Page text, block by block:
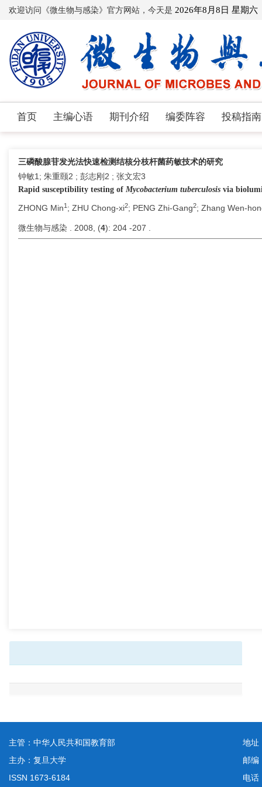
欢迎访问《微生物与感染》官方网站，今天是 2026年8月8日 星期六
首页 主编心语 期刊介绍 编委阵容 投稿指南
三磷酸腺苷发光法快速检测结核分枝杆菌药敏技术的研究
钟敏1; 朱重颐2 ; 彭志刚2 ; 张文宏3
Rapid susceptibility testing of Mycobacterium tuberculosis via
ZHONG Min1 ; ZHU Chong-xi2; PENG Zhi-Gang2; Zhang Wen-
微生物与感染 . 2008, (4): 204 -207 .
主管：中华人民共和国教育部
主办：复旦大学
ISSN 1673-6184
地
邮
电